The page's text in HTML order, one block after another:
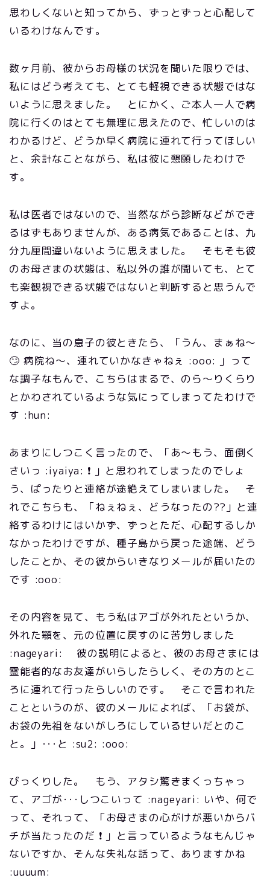
思わしくないと知ってから、ずっとずっと心配して
いるわけなんです。
数ヶ月前、彼からお母様の状況を聞いた限りでは、
私にはどう考えても、とても軽視できる状態ではな
いように思えました。 とにかく、ご本人一人で病
院に行くのはとても無理に思えたので、忙しいのは
わかるけど、どうか早く病院に連れて行ってほしい
と、余計なことながら、私は彼に懇願したわけで
す。
私は医者ではないので、当然ながら診断などができ
るはずもありませんが、ある病気であることは、九
分九厘間違いないように思えました。 そもそも彼
のお母さまの状態は、私以外の誰が聞いても、とて
も楽観視できる状態ではないと判断すると思うんで
すよ。
なのに、当の息子の彼ときたら、「うん、まぁね～
🙄 病院ね～、連れていかなきゃねぇ :ooo: 」って
な調子なもんで、こちらはまるで、のら～りくらり
とかわされているような気にってしまってたわけで
す :hun:
あまりにしつこく言ったので、「あ～もう、面倒く
さいっ :iyaiya: ❗ 」と思われてしまったのでしょ
う、ぱったりと連絡が途絶えてしまいました。 そ
れでこちらも、「ねぇねぇ、どうなったの??」と連
絡するわけにはいかず、ずっとただ、心配するしか
なかったわけですが、種子島から戻った途端、どう
したことか、その彼からいきなりメールが届いたの
です :ooo:
その内容を見て、もう私はアゴが外れたというか、
外れた顎を、元の位置に戻すのに苦労しました
:nageyari: 彼の説明によると、彼のお母さまには
霊能者的なお友達がいらしたらしく、その方のとこ
ろに連れて行ったらしいのです。 そこで言われた
ことというのが、彼のメールによれば、「お袋が、
お袋の先祖をないがしろにしているせいだとのこ
と。」･･･と :su2: :ooo:
びっくりした。 もう、アタシ驚きまくっちゃっ
て、アゴが･･･しつこいって :nageyari: いや、何で
って、それって、「お母さまの心がけが悪いからバ
チが当たったのだ ❗ 」と言っているようなもんじゃ
ないですか、そんな失礼な話って、ありますかね
:uuuum: